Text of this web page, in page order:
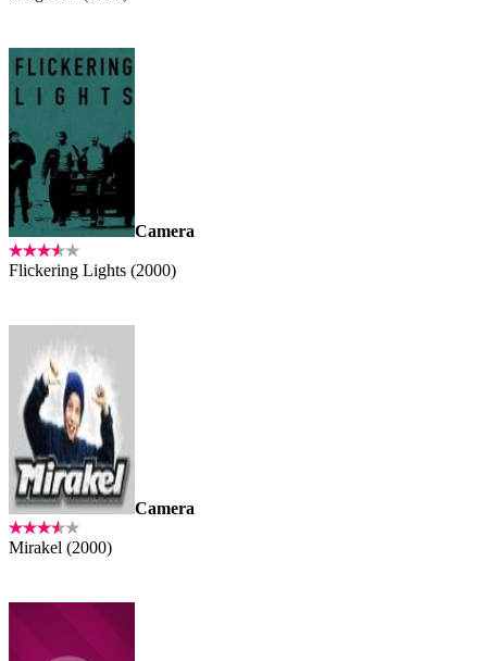
Camera
Flickering Lights (2000)
Camera
Mirakel (2000)